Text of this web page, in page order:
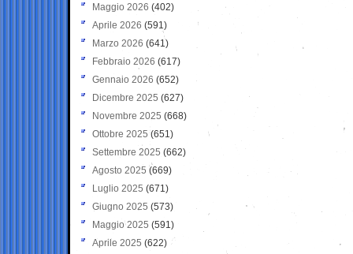
Maggio 2026 (402)
Aprile 2026 (591)
Marzo 2026 (641)
Febbraio 2026 (617)
Gennaio 2026 (652)
Dicembre 2025 (627)
Novembre 2025 (668)
Ottobre 2025 (651)
Settembre 2025 (662)
Agosto 2025 (669)
Luglio 2025 (671)
Giugno 2025 (573)
Maggio 2025 (591)
Aprile 2025 (622)